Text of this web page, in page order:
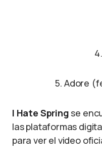
5. Adore
I Hate Springse
las plataformas
para ver el video